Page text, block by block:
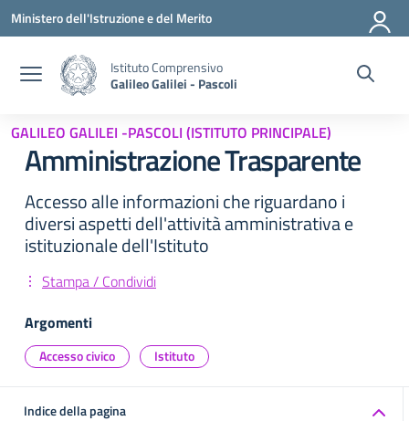
Vai ai contenuti
Vai al menu di navigazione
Vai al footer
Ministero dell'Istruzione e del Merito
Istituto Comprensivo
Galileo Galilei - Pascoli
GALILEO GALILEI -PASCOLI (ISTITUTO PRINCIPALE)
Amministrazione Trasparente
Accesso alle informazioni che riguardano i
diversi aspetti dell'attività amministrativa e
istituzionale dell'Istituto
Stampa / Condividi
Argomenti
Accesso civico Istituto
Indice della pagina